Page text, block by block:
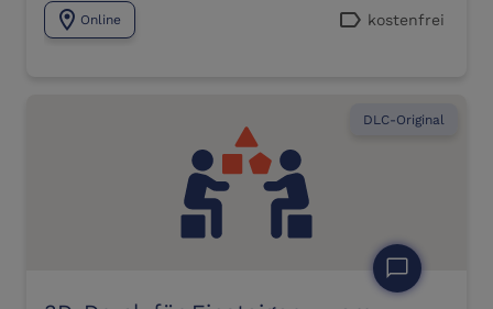
location_on Online label kostenfrei
DLC-Original
chat_bubble